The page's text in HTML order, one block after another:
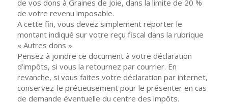
de vos dons à Graines de Joie, dans la limite de 20 %
de votre revenu imposable.
A cette fin, vous devez simplement reporter le
montant indiqué sur votre reçu fiscal dans la rubrique
« Autres dons ».
Pensez à joindre ce document à votre déclaration
d’impôts, si vous la retournez par courrier. En
revanche, si vous faites votre déclaration par internet,
conservez-le précieusement pour le présenter en cas
de demande éventuelle du centre des impôts.